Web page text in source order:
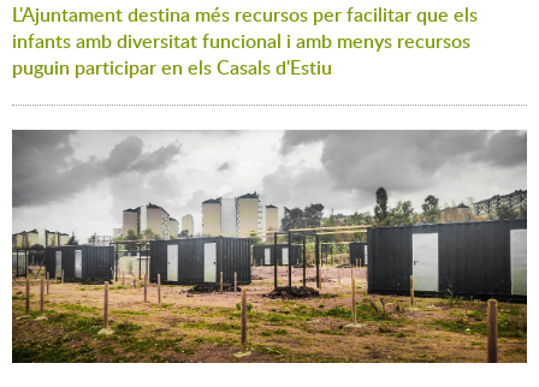
L'Ajuntament destina més recursos per facilitar que els
infants amb diversitat funcional i amb menys recursos
puguin participar en els Casals d'Estiu